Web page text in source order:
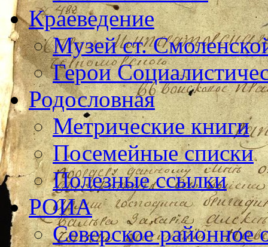
Краеведение
Музей ст.
Герои
Родословная
Метрические книги
Посемейные списки
Полезные ссылки
РОИА
Северское